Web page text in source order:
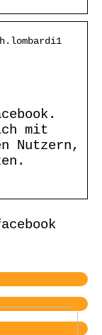
mit
Nutzern,